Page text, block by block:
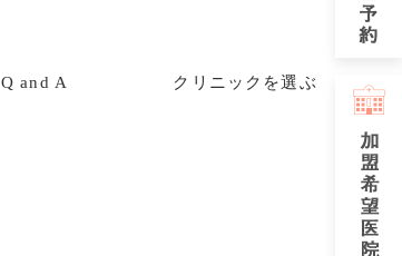
Q and A クリニックを選ぶ